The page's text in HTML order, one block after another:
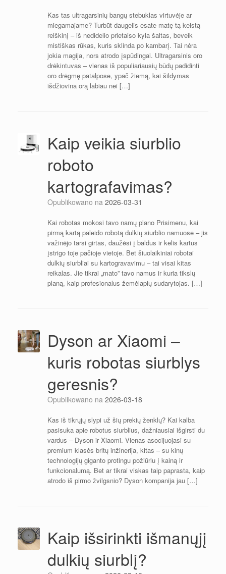
Kas tas ultragarsinių bangų stebuklas virtuvėje ar
miegamajame? Turbūt daugelis esate matę tą keistą
reiškinį – iš nedidelio prietaiso kyla šaltas, beveik
mistiškas rūkas, kuris sklinda po kambarį. Tai nėra
jokia magija, nors atrodo įspūdingai. Ultragarsinis oro
drėkintuvas – vienas iš populiariausių būdų padidinti
oro drėgmę patalpose, ypač žiemą, kai šildymas
išdžiovina orą labiau nei […]
Kaip veikia siurblio
roboto
kartografavimas?
Opublikowano na 2026-03-31
Kai robotas mokosi tavo namų plano Prisimenu, kai
pirmą kartą paleido robotą dulkių siurblio namuose – jis
važinėjo tarsi girtas, daužėsi į baldus ir kelis kartus
įstrigo toje pačioje vietoje. Bet šiuolaikiniai robotai
dulkių siurbliai su kartogravavimu – tai visai kitas
reikalas. Jie tikrai „mato” tavo namus ir kuria tikslų
planą, kaip profesionalus žemėlapių sudarytojas. […]
Dyson ar Xiaomi –
kuris robotas siurblys
geresnis?
Opublikowano na 2026-03-18
Kas iš tikrųjų slypi už šių prekių ženklų? Kai kalba
pasisuka apie robotus siurblius, dažniausiai išgirsti du
vardus – Dyson ir Xiaomi. Vienas asocijuojasi su
premium klasės britų inžinerija, kitas – su kinų
technologijų giganto protingu požiūriu į kainą ir
funkcionalumą. Bet ar tikrai viskas taip paprasta, kaip
atrodo iš pirmo žvilgsnio? Dyson kompanija jau […]
Kaip išsirinkti išmanųjį
dulkių siurblį?